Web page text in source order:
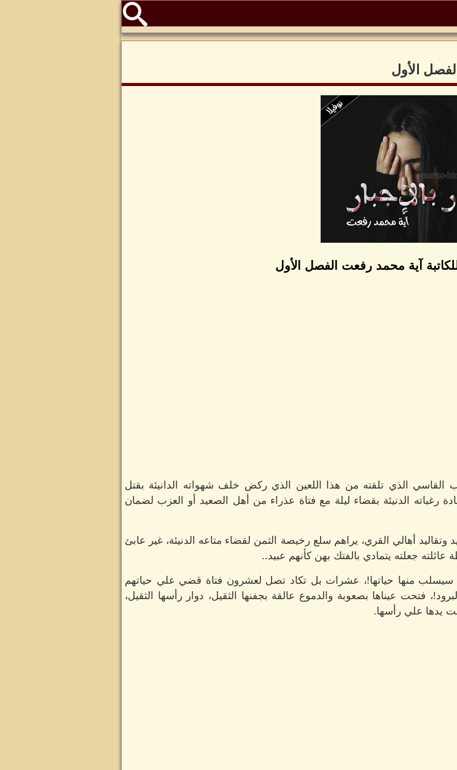
الأول
للكاتبة آية محمد رفعت الفصل الأول
الذي تلقته من هذا اللعين الذي ركض خلف شهواته الدانيئة بقتل
رغباته الدنيئة بقضاء ليلة مع فتاة عذراء من أهل الصعيد أو العزب لضمان
وتقاليد أهالي القري، يراهم سلع رخيصة الثمن لقضاء متاعه الدنيئة، غير عابئ
جعلته يتمادي بالفتك بهن كأنهم عبيد..
منها حياتها!، عشرات بل تكاد تصل لعشرون فتاة قضي علي حياتهم
فتحت عيناها بصعوبة والدموع عالقة بجفنها الثقيل، دوار رأسها الثقيل،
يدها علي رأسها.